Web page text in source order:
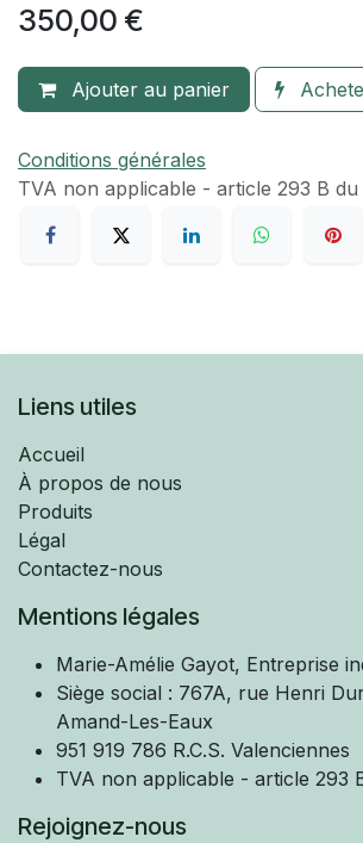
350,00 €
Ajouter au panier
Conditions générales
TVA​ non applicable - article 293 B du
Liens utiles
Accueil
À propos de nous
Produits
Légal
Contactez-nous
Mentions légales
Marie-Amélie Gayot, Entreprise
Siège social : 767A, rue Henri
Amand-Les-Eaux
951 919 786 R.C.S. Valenciennes
TVA non applicable - article 293
Rejoignez-nous